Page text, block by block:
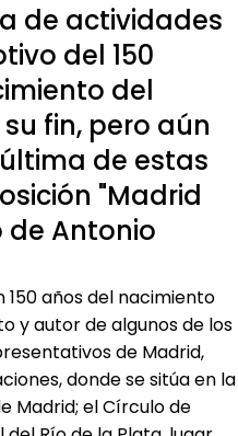
de actividades
del 150
del
fin, pero aún
de estas
"Madrid
de Antonio
150 años del nacimiento
y autor de algunos de los
de Madrid,
donde se sitúa en la
Madrid; el Círculo de